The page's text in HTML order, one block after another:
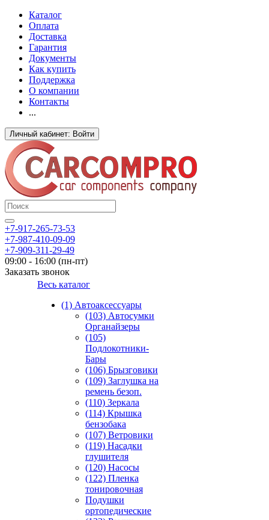
Каталог
Оплата
Доставка
Гарантия
Документы
Как купить
Поддержка
О компании
Контакты
...
Личный кабинет: Войти
+7-917-265-73-53
+7-987-410-09-09
+7-909-311-29-49
09:00 - 16:00 (пн-пт)
Заказать звонок
Весь каталог
(1) Автоаксессуары
(103) Автосумки
Органайзеры
(105)
Подлокотники-
Бары
(106) Брызговики
(109) Заглушка на
ремень безоп.
(110) Зеркала
(114) Крышка
бензобака
(107) Ветровики
(119) Насадки
глушителя
(120) Насосы
(122) Пленка
тонировочная
Подушки
ортопедические